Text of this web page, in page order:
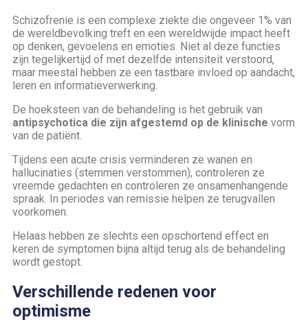
Schizofrenie is een complexe ziekte die ongeveer 1% van
de wereldbevolking treft en een wereldwijde impact heeft
op denken, gevoelens en emoties. Niet al deze functies
zijn tegelijkertijd of met dezelfde intensiteit verstoord,
maar meestal hebben ze een tastbare invloed op aandacht,
leren en informatieverwerking.
De hoeksteen van de behandeling is het gebruik van
antipsychotica die zijn afgestemd op de klinische vorm
van de patiënt.
Tijdens een acute crisis verminderen ze wanen en
hallucinaties (stemmen verstommen), controleren ze
vreemde gedachten en controleren ze onsamenhangende
spraak. In periodes van remissie helpen ze terugvallen
voorkomen.
Helaas hebben ze slechts een opschortend effect en
keren de symptomen bijna altijd terug als de behandeling
wordt gestopt.
Verschillende redenen voor
optimisme